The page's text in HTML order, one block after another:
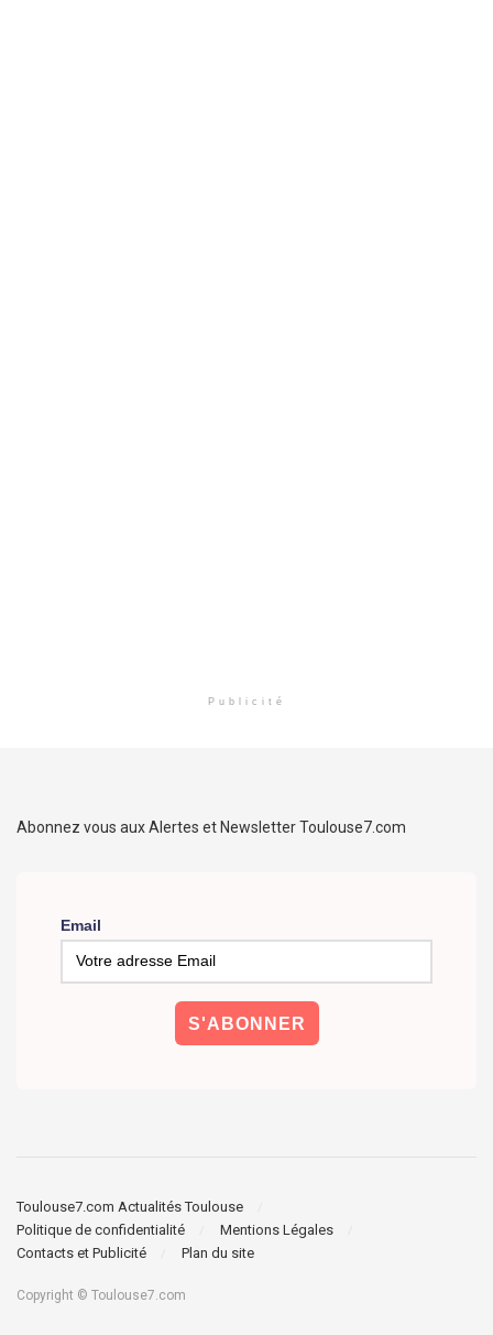
Publicité
Abonnez vous aux Alertes et Newsletter Toulouse7.com
Email
Toulouse7.com Actualités Toulouse
Politique de confidentialité
Mentions Légales
Contacts et Publicité
Plan du site
Copyright © Toulouse7.com